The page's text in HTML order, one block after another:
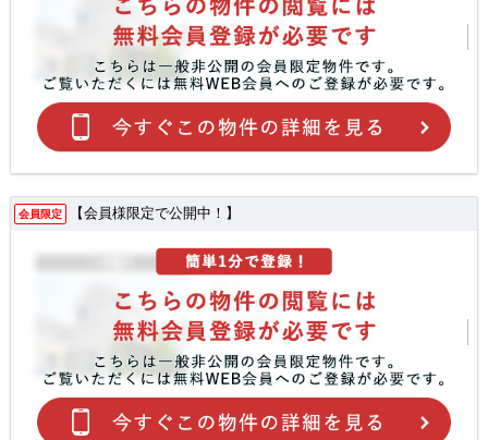
会員限定 【会員様限定で公開中！】